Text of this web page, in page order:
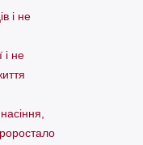
і не
і не